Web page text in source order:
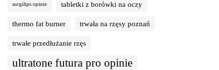
surgilips opinie tabletki z borówki na oczy
thermo fat burner trwała na rzęsy poznań
trwałe przedłużanie rzęs
ultratone futura pro opinie